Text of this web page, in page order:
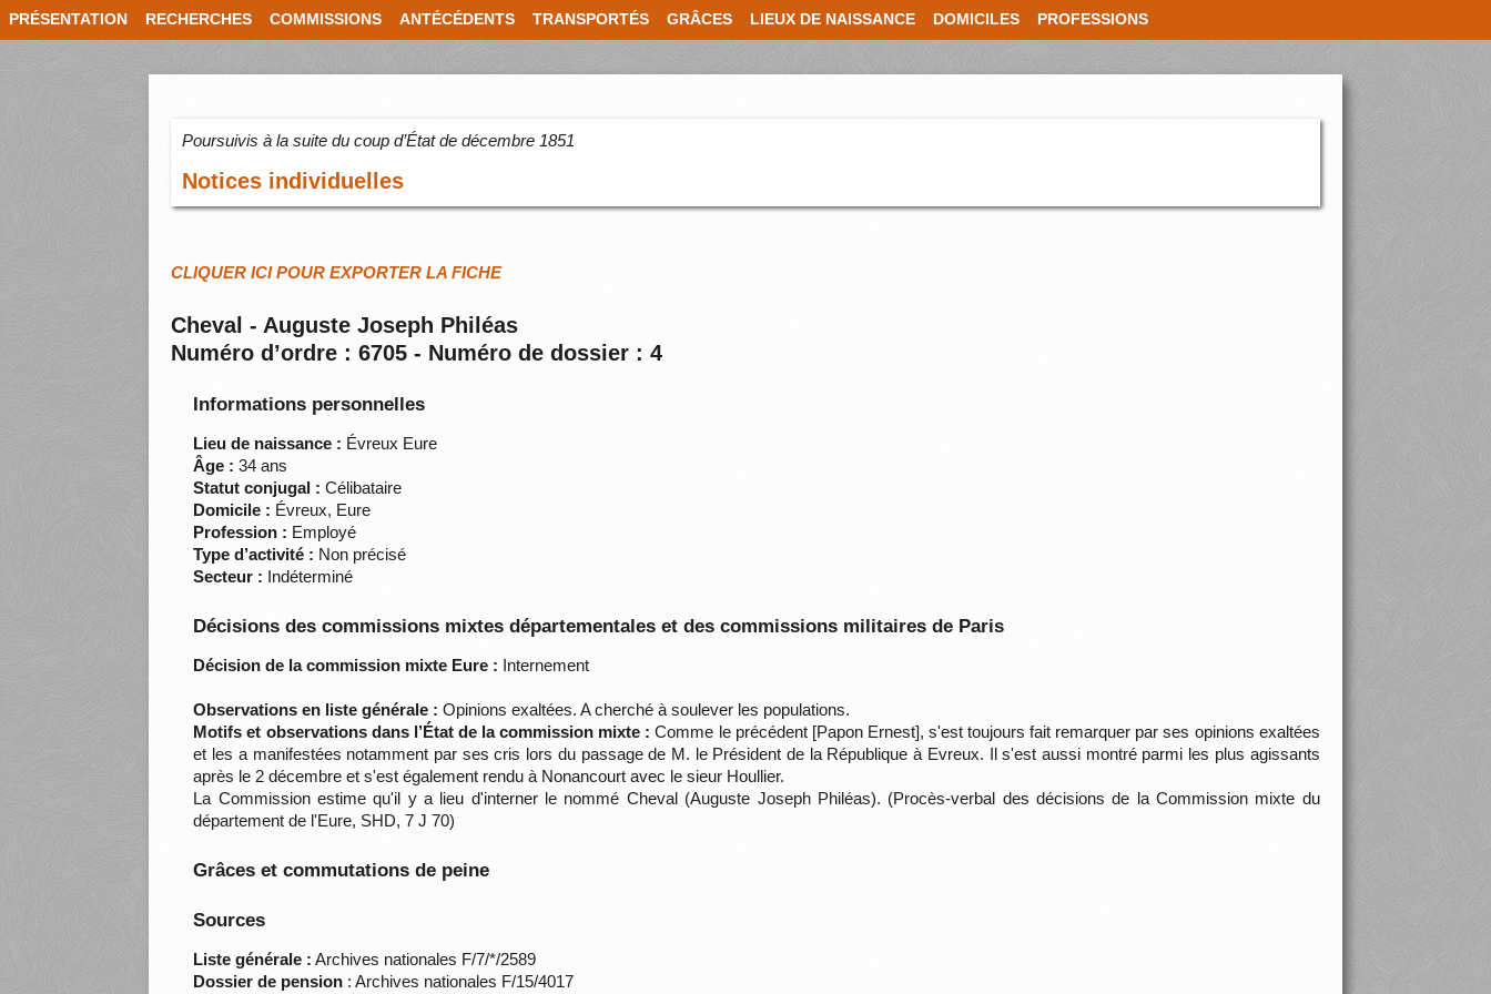
PRÉSENTATION RECHERCHES COMMISSIONS ANTÉCÉDENTS TRANSPORTÉS GRÂCES LIEUX DE NAISSANCE DOMICILES PROFESSIONS
Poursuivis à la suite du coup d’État de décembre 1851
Notices individuelles
CLIQUER ICI POUR EXPORTER LA FICHE
Cheval - Auguste Joseph Philéas
Numéro d’ordre : 6705 - Numéro de dossier : 4
Informations personnelles
Lieu de naissance : Évreux Eure
Âge : 34 ans
Statut conjugal : Célibataire
Domicile : Évreux, Eure
Profession : Employé
Type d’activité : Non précisé
Secteur : Indéterminé
Décisions des commissions mixtes départementales et des commissions militaires de Paris
Décision de la commission mixte Eure : Internement
Observations en liste générale : Opinions exaltées. A cherché à soulever les populations.
Motifs et observations dans l’État de la commission mixte : Comme le précédent [Papon Ernest], s'est toujours fait remarquer par ses opinions exaltées
et les a manifestées notamment par ses cris lors du passage de M. le Président de la République à Evreux. Il s'est aussi montré parmi les plus agissants
après le 2 décembre et s'est également rendu à Nonancourt avec le sieur Houllier.
La Commission estime qu'il y a lieu d'interner le nommé Cheval (Auguste Joseph Philéas). (Procès-verbal des décisions de la Commission mixte du
département de l'Eure, SHD, 7 J 70)
Grâces et commutations de peine
Sources
Liste générale : Archives nationales F/7/*/2589
Dossier de pension : Archives nationales F/15/4017